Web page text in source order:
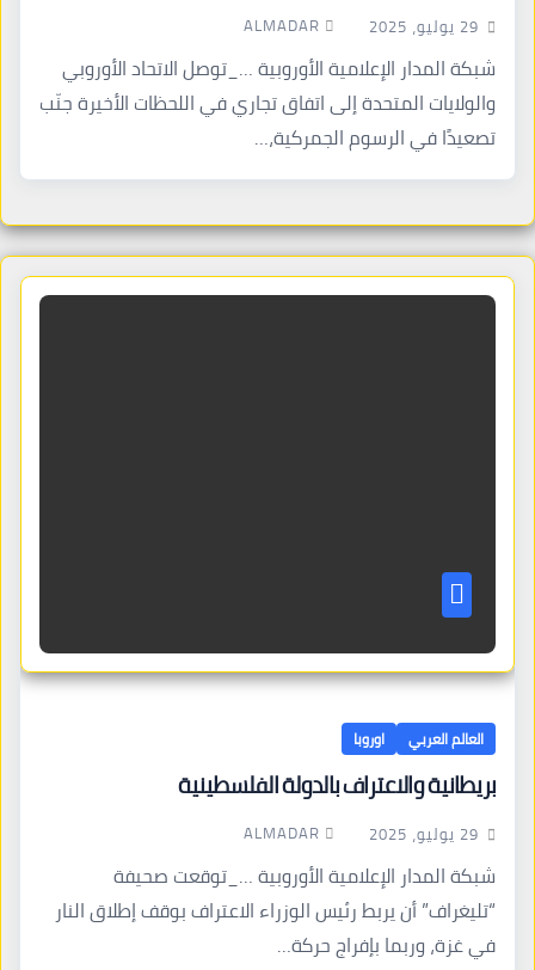
29 يوليو، 2025 ALMADAR
شبكة المدار الإعلامية الأوروبية …_توصل الاتحاد الأوروبي
والولايات المتحدة إلى اتفاق تجاري في اللحظات الأخيرة جنّب
تصعيدًا في الرسوم الجمركية،…
العالم العربي اوروبا
بريطانية والاعتراف بالدولة الفلسطينية
29 يوليو، 2025 ALMADAR
شبكة المدار الإعلامية الأوروبية …_توقعت صحيفة
“تليغراف” أن يربط رئيس الوزراء الاعتراف بوقف إطلاق النار
في غزة، وربما بإفراج حركة…